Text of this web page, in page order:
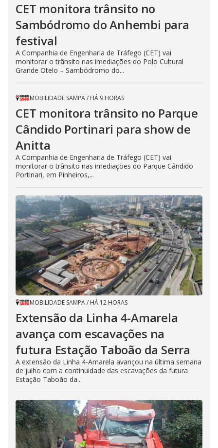
CET monitora trânsito no
Sambódromo do Anhembi para
festival
A Companhia de Engenharia de Tráfego (CET) vai
monitorar o trânsito nas imediações do Polo Cultural
Grande Otelo – Sambódromo do...
MOBILIDADE SAMPA/ HÁ 9 HORAS
CET monitora trânsito no Parque
Cândido Portinari para show de
Anitta
A Companhia de Engenharia de Tráfego (CET) vai
monitorar o trânsito nas imediações do Parque Cândido
Portinari, em Pinheiros,...
MOBILIDADE SAMPA/ HÁ 12 HORAS
Extensão da Linha 4-Amarela
avança com escavações na
futura Estação Taboão da Serra
A extensão da Linha 4-Amarela avançou na última semana
de julho com a continuidade das escavações da futura
Estação Taboão da...